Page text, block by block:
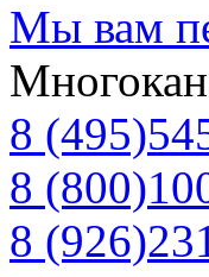
Мы вам
8 (495)
8 (800)
8 (926)